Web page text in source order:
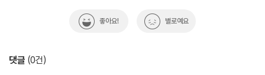
좋아요! 별로예요
댓글 (0건)